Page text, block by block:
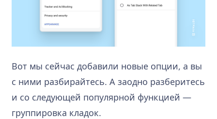
Вот мы сейчас добавили новые опции, а вы
с ними разбирайтесь. А заодно разберитесь
и со следующей популярной функцией —
группировка кладок.